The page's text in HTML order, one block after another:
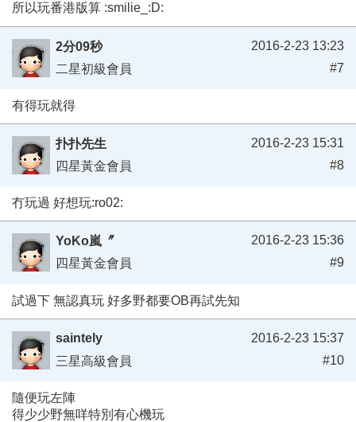
所以玩番港版算 :smilie_:D:
2分09秒
二星初級會員
2016-2-23 13:23
#7
有得玩就得
扑扑先生
四星黃金會員
2016-2-23 15:31
#8
冇玩過 好想玩:ro02:
YoKo嵐〞
四星黃金會員
2016-2-23 15:36
#9
試過下 無認真玩 好多野都要OB再試先知
saintely
三星高級會員
2016-2-23 15:37
#10
隨便玩左陣
得少少野無咩特別有心機玩